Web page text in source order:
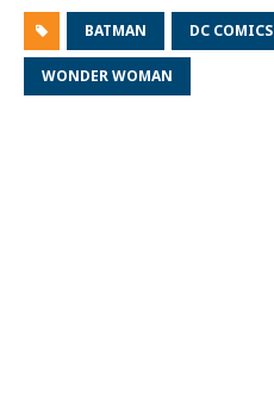
BATMAN DC COMICS
WONDER WOMAN